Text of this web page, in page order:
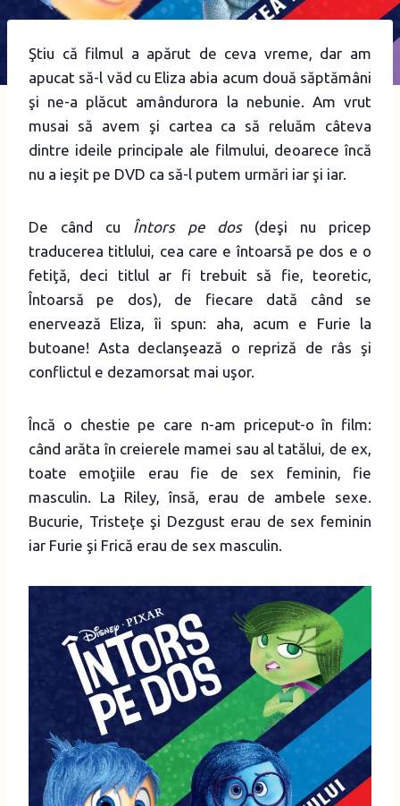
Ştiu că filmul a apărut de ceva vreme, dar am
apucat să-l văd cu Eliza abia acum două săptămâni
şi ne-a plăcut amândurora la nebunie. Am vrut
musai să avem şi cartea ca să reluăm câteva
dintre ideile principale ale filmului, deoarece încă
nu a ieşit pe DVD ca să-l putem urmări iar şi iar.
De când cu Întors pe dos(deşi nu pricep
traducerea titlului, cea care e întoarsă pe dos e o
fetiţă, deci titlul ar fi trebuit să fie, teoretic,
Întoarsă pe dos), de fiecare dată când se
enervează Eliza, îi spun: aha, acum e Furie la
butoane! Asta declanşează o repriză de râs şi
conflictul e dezamorsat mai uşor.
Încă o chestie pe care n-am priceput-o în film:
când arăta în creierele mamei sau al tatălui, de ex,
toate emoţiile erau fie de sex feminin, fie
masculin. La Riley, însă, erau de ambele sexe.
Bucurie, Tristeţe şi Dezgust erau de sex feminin
iar Furie şi Frică erau de sex masculin.